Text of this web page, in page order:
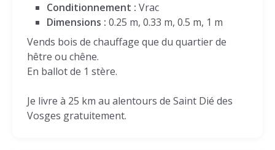
Conditionnement : Vrac
Dimensions : 0.25 m, 0.33 m, 0.5 m, 1 m
Vends bois de chauffage que du quartier de
hêtre ou chêne.
En ballot de 1 stère.
Je livre à 25 km au alentours de Saint Dié des
Vosges gratuitement.